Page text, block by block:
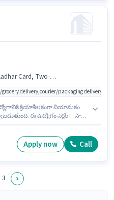
Wheeler Driving, PAN Card
grocery delivery,courier/packaging delivery,e-
క్రియాశీలకంగా నియామకం
ఈ ఉద్యోగం సెక్టర్ I - సాల్ట్
డాక్యుమెంట్లు PAN Card,
Apply now Call
3